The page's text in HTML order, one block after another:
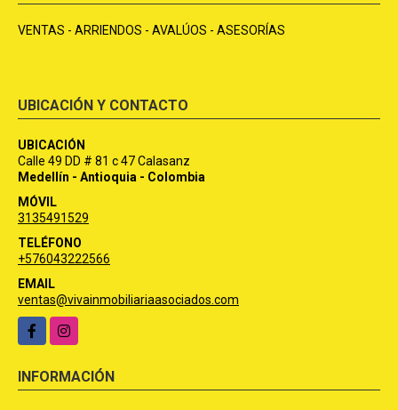
VENTAS - ARRIENDOS - AVALÚOS - ASESORÍAS
UBICACIÓN Y CONTACTO
UBICACIÓN
Calle 49 DD # 81 c 47 Calasanz
Medellín - Antioquia - Colombia
MÓVIL
3135491529
TELÉFONO
+576043222566
EMAIL
ventas@vivainmobiliariaasociados.com
FacebookInstagram
INFORMACIÓN